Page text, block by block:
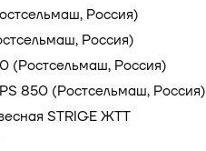
Россия)
Россия)
(Ростсельмаш, Россия)
850 (Ростсельмаш, Россия)
STRIGE ЖТТ